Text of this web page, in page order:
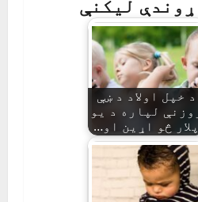
د خپل اولاد د ښې
لپاره د يو
پلار څو اړین او…